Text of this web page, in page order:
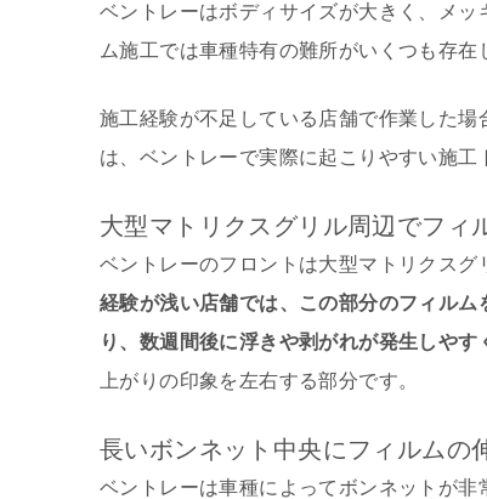
ベントレーはボディサイズが大きく、メ
ム施工では車種特有の難所がいくつも存在
施工経験が不足している店舗で作業した
は、ベントレーで実際に起こりやすい施工
大型マトリクスグリル周辺でフィ
ベントレーのフロントは大型マトリクスグ
経験が浅い店舗では、この部分のフィル
り、数週間後に浮きや剥がれが発生しやす
上がりの印象を左右する部分です。
長いボンネット中央にフィルムの
ベントレーは車種によってボンネットが